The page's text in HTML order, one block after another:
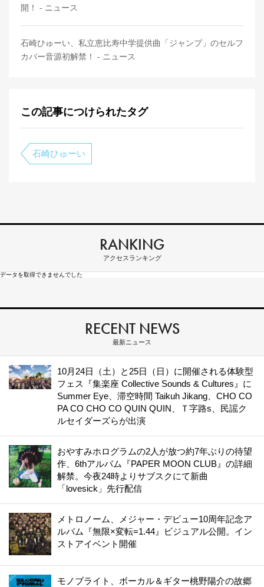
開！ - ニュース
石崎ひゅーい、私立恵比寿中学提供曲「ジャンプ」のセルフ
カバー音源初解禁！ - ニュース
この記事につけられたタグ
石崎ひゅーい
RANKING
アクセスランキング
データを取得できませんでした
RECENT NEWS
最新ニュース
10月24日（土）と25日（日）に開催される体験型
フェス『集楽座 Collective Sounds & Cultures』に
Summer Eye、滞空時間 Taikuh Jikang、CHO CO
PA CO CHO CO QUIN QUIN、Ｔ字路s、民謡ク
ルセイダーズらが出演
おやすみホログラムの2人が放つ約7年ぶりの待望
作、6thアルバム『PAPER MOON CLUB』の詳細
解禁。今夜24時よりサブスクにて新曲
「lovesick」先行配信
メトロノーム、メジャー・デビュー10周年記念ア
ルバム『無限×変転=1.44』ビジュアル公開。イン
ストアイベント開催
モノブライト、ボーカル＆ギター桃野陽介の故郷